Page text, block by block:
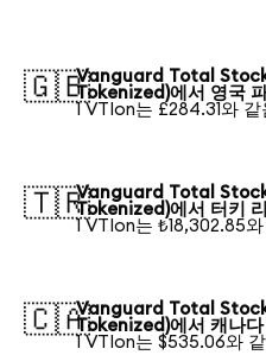
🇬🇧Vanguard Total
Tokenized)에서 영국
1 VTIon는 £284.31와 같
🇹🇷Vanguard Total
Tokenized)에서 터키
1 VTIon는 ₺18,302.85
🇨🇦Vanguard Total
Tokenized)에서 캐나다
1 VTIon는 $535.06와